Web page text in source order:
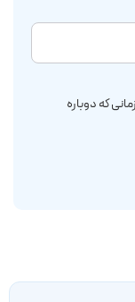
که دوباره